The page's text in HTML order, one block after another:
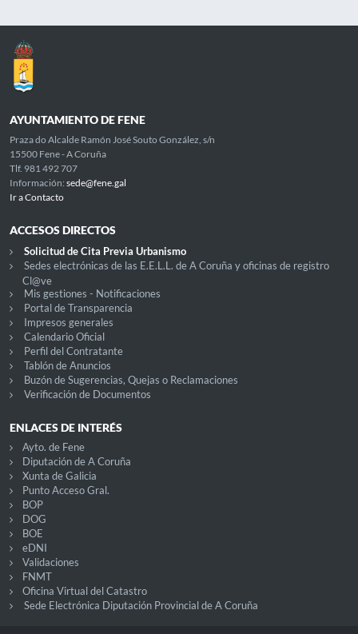
AYUNTAMIENTO DE FENE
Praza do Alcalde Ramón José Souto González, s/n
15500 Fene - A Coruña
Tlf. 981 492 707
Información: sede@fene.gal
Ir a Contacto
ACCESOS DIRECTOS
Solicitud de Cita Previa Urbanismo
Sedes electrónicas de las E.E.L.L. de A Coruña y oficinas de registro
Cl@ve
Mis gestiones - Notificaciones
Portal de Transparencia
Impresos generales
Calendario Oficial
Perfil del Contratante
Tablón de Anuncios
Buzón de Sugerencias, Quejas o Reclamaciones
Verificación de Documentos
ENLACES DE INTERÉS
Ayto. de Fene
Diputación de A Coruña
Xunta de Galicia
Punto Acceso Gral.
BOP
DOG
BOE
eDNI
Validaciones
FNMT
Oficina Virtual del Catastro
Sede Electrónica Diputación Provincial de A Coruña